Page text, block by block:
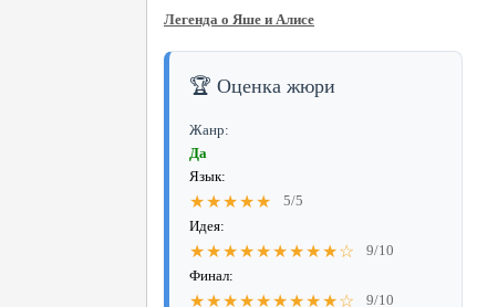
Легенда о Яше и Алисе
🏆 Оценка жюри
Жанр:
Да
Язык:
★★★★★
5/5
Идея:
★★★★★★★★★☆
9/10
Финал:
★★★★★★★★★☆ 9/10